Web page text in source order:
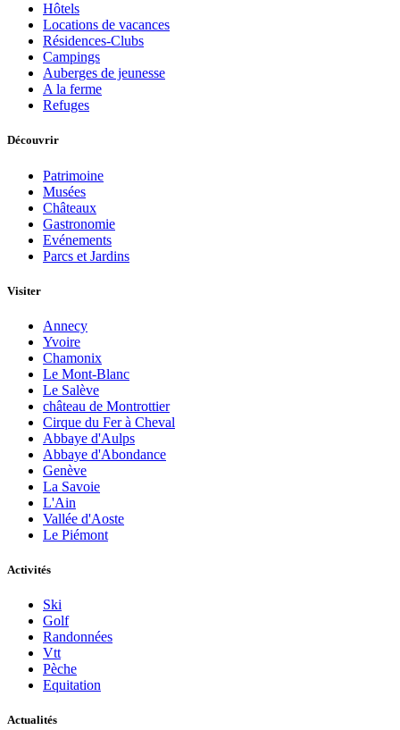
Hôtels
Locations de vacances
Résidences-Clubs
Campings
Auberges de jeunesse
A la ferme
Refuges
Découvrir
Patrimoine
Musées
Châteaux
Gastronomie
Evénements
Parcs et Jardins
Visiter
Annecy
Yvoire
Chamonix
Le Mont-Blanc
Le Salève
château de Montrottier
Cirque du Fer à Cheval
Abbaye d'Aulps
Abbaye d'Abondance
Genève
La Savoie
L'Ain
Vallée d'Aoste
Le Piémont
Activités
Ski
Golf
Randonnées
Vtt
Pèche
Equitation
Actualités